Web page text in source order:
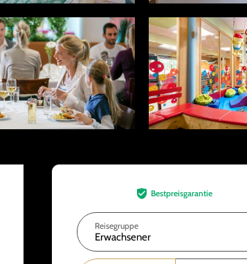
Bestpreisgarantie
Reisegruppe
Erwachsener